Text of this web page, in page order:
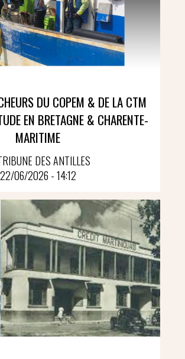
DU COPEM & DE LA CTM
EN BRETAGNE & CHARENTE-
MARITIME
DES ANTILLES
22/06/2026 - 14:12